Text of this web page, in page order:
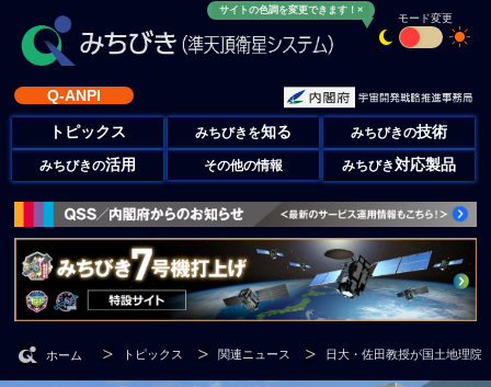
サイトの色調を変更できます！×
モード変更
Q-ANPI
トピックス みちびきを知る みちびきの技術
みちびきの活用 その他の情報 みちびき対応製品
ホーム トピックス 関連ニュース 日大・佐田教授が国土地理院